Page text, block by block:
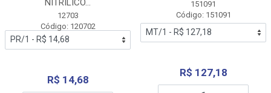
NITRÍLICO...
12703
Código: 120702
R$ 14,68
151091
Código: 151091
R$ 127,18